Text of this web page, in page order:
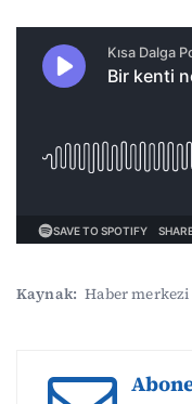
Kaynak: Haber merkezi